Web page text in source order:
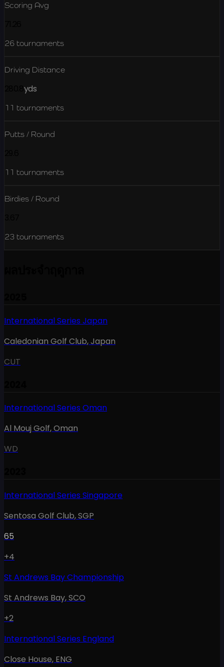
Scoring Avg
26 tournaments
Driving Distance
yds
11 tournaments
Putts / Round
11 tournaments
Birdies / Round
23 tournaments
International Series Japan
Caledonian Golf Club,Japan
CUT
International Series Oman
Al Mouj Golf,Oman
WD
International Series Singapore
Sentosa Golf Club,SGP
65
+4
St Andrews Bay Championship
St Andrews Bay,SCO
+2
International Series England
Close House, ENG